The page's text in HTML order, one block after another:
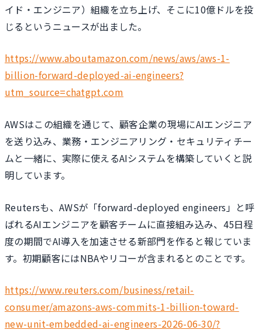
イド・エンジニア）組織を立ち上げ、そこに10億ドルを投
じるというニュースが出ました。
https://www.aboutamazon.com/news/aws/aws-1-
billion-forward-deployed-ai-engineers?
utm_source=chatgpt.com
AWSはこの組織を通じて、顧客企業の現場にAIエンジニア
を送り込み、業務・エンジニアリング・セキュリティチー
ムと一緒に、実際に使えるAIシステムを構築していくと説
明しています。
Reutersも、AWSが「forward-deployed engineers」と呼
ばれるAIエンジニアを顧客チームに直接組み込み、45日程
度の期間でAI導入を加速させる新部門を作ると報じていま
す。初期顧客にはNBAやリコーが含まれるとのことです。
https://www.reuters.com/business/retail-
consumer/amazons-aws-commits-1-billion-toward-
new-unit-embedded-ai-engineers-2026-06-30/?